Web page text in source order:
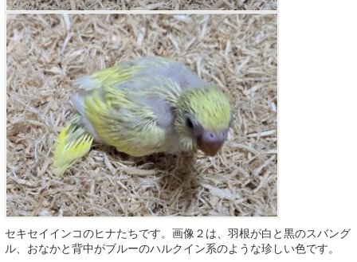
セキセイインコのヒナたちです。画像２は、羽根が白と黒のスバング
ル、おなかと背中がブルーのハルクイン系のような珍しい色です。